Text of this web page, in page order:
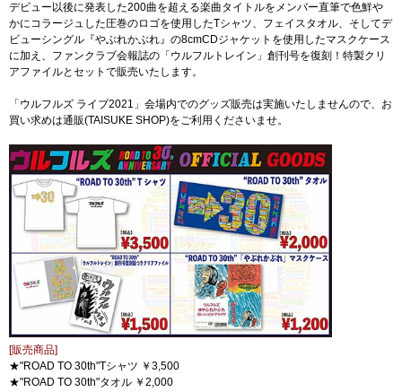
デビュー以後に発表した200曲を超える楽曲タイトルをメンバー直筆で色鮮や
かにコラージュした圧巻のロゴを使用したTシャツ、フェイスタオル、そしてデ
ビューシングル『やぶれかぶれ』の8cmCDジャケットを使用したマスクケース
に加え、ファンクラブ会報誌の「ウルフルトレイン」創刊号を復刻！特製クリ
アファイルとセットで販売いたします。
「ウルフルズ ライブ2021」会場内でのグッズ販売は実施いたしませんので、お
買い求めは通販(TAISUKE SHOP)をご利用くださいませ。
[販売商品]
★"ROAD TO 30th"Tシャツ ￥3,500
★"ROAD TO 30th"タオル ￥2,000